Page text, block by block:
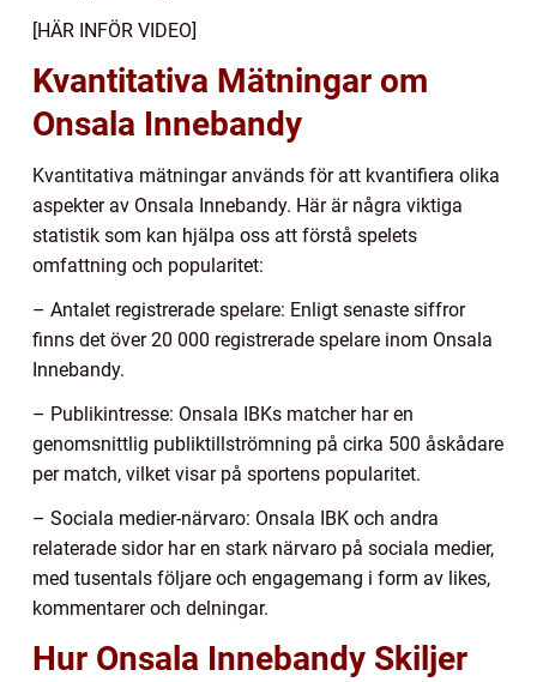
[HÄR INFÖR VIDEO]
Kvantitativa Mätningar om
Onsala Innebandy
Kvantitativa mätningar används för att kvantifiera olika
aspekter av Onsala Innebandy. Här är några viktiga
statistik som kan hjälpa oss att förstå spelets
omfattning och popularitet:
– Antalet registrerade spelare: Enligt senaste siffror
finns det över 20 000 registrerade spelare inom Onsala
Innebandy.
– Publikintresse: Onsala IBKs matcher har en
genomsnittlig publiktillströmning på cirka 500 åskådare
per match, vilket visar på sportens popularitet.
– Sociala medier-närvaro: Onsala IBK och andra
relaterade sidor har en stark närvaro på sociala medier,
med tusentals följare och engagemang i form av likes,
kommentarer och delningar.
Hur Onsala Innebandy Skiljer